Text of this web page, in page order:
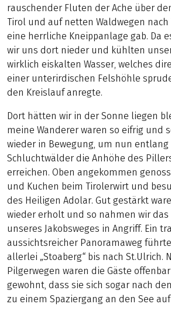
rauschender Fluten der Ache über
Tirol und auf netten Waldwegen nach
eine herrliche Kneippanlage gab. Da
wir uns dort nieder und kühlten
wirklich eiskalten Wasser, welches
einer unterirdischen Felshöhle
den Kreislauf anregte.
Dort hätten wir in der Sonne liegen
meine Wanderer waren so eifrig und
wieder in Bewegung, um nun entlang
Schluchtwälder die Anhöhe des
erreichen. Oben angekommen
und Kuchen beim Tirolerwirt und
des Heiligen Adolar. Gut gestärkt
wieder erholt und so nahmen wir
unseres Jakobsweges in Angriff. Ein
aussichtsreicher Panoramaweg
allerlei „Stoaberg“ bis nach St.Ulrich.
Pilgerwegen waren die Gäste
gewohnt, dass sie sich sogar nach
zu einem Spaziergang an den See